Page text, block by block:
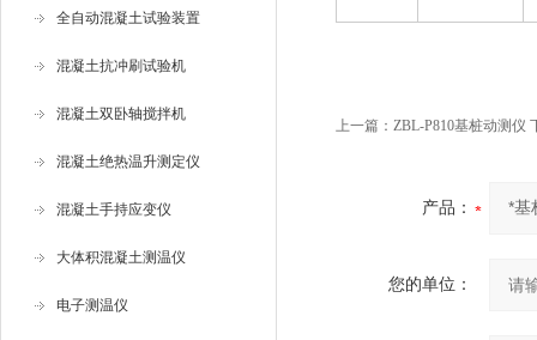
全自动混凝土试验装置
混凝土抗冲刷试验机
混凝土双卧轴搅拌机
混凝土绝热温升测定仪
混凝土手持应变仪
大体积混凝土测温仪
电子测温仪
上一篇： ZBL-P810基桩动测仪
产品：
您的单位：